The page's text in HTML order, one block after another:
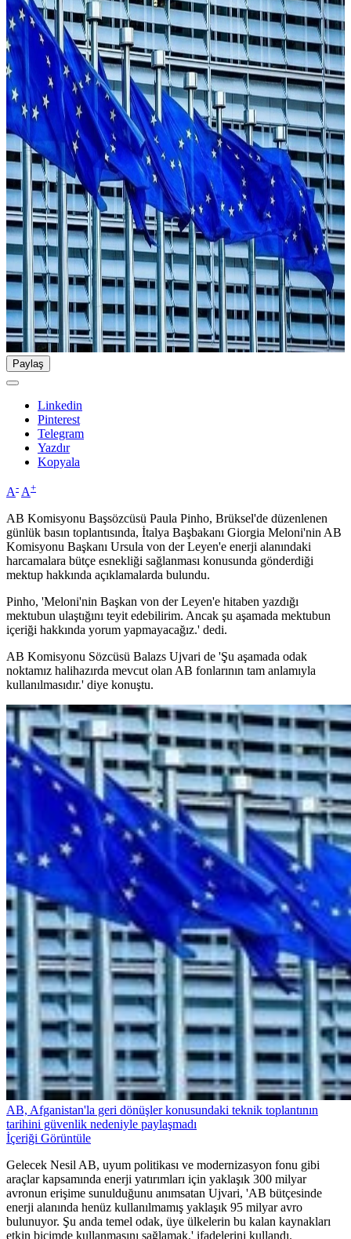
Paylaş
Linkedin
Pinterest
Telegram
Yazdır
Kopyala
A- A+
AB Komisyonu Başsözcüsü Paula Pinho, Brüksel'de düzenlenen
günlük basın toplantısında, İtalya Başbakanı Giorgia Meloni'nin AB
Komisyonu Başkanı Ursula von der Leyen'e enerji alanındaki
harcamalara bütçe esnekliği sağlanması konusunda gönderdiği
mektup hakkında açıklamalarda bulundu.
Pinho, 'Meloni'nin Başkan von der Leyen'e hitaben yazdığı
mektubun ulaştığını teyit edebilirim. Ancak şu aşamada mektubun
içeriği hakkında yorum yapmayacağız.' dedi.
AB Komisyonu Sözcüsü Balazs Ujvari de 'Şu aşamada odak
noktamız halihazırda mevcut olan AB fonlarının tam anlamıyla
kullanılmasıdır.' diye konuştu.
AB, Afganistan'la geri dönüşler konusundaki teknik toplantının
tarihini güvenlik nedeniyle paylaşmadı
İçeriği Görüntüle
Gelecek Nesil AB, uyum politikası ve modernizasyon fonu gibi
araçlar kapsamında enerji yatırımları için yaklaşık 300 milyar
avronun erişime sunulduğunu anımsatan Ujvari, 'AB bütçesinde
enerji alanında henüz kullanılmamış yaklaşık 95 milyar avro
bulunuyor. Şu anda temel odak, üye ülkelerin bu kalan kaynakları
etkin biçimde kullanmasını sağlamak.' ifadelerini kullandı.